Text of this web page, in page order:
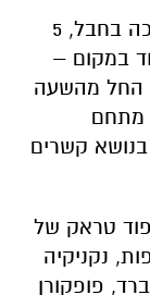
קשרים
טראק של
נקניקיה
פופקורן
וויס